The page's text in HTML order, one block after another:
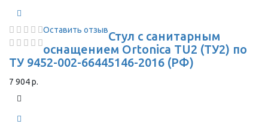
Оставить отзывСтул с санитарным
оснащением Ortonica TU2 (ТУ2) по
ТУ 9452-002-66445146-2016 (РФ)
7 904 р.